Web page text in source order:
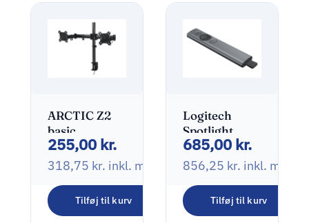
ARCTIC Z2
basic
Monteringssæt
2 skærme
13″-27″
255,00 kr.
318,75 kr. inkl. moms
Tilføj til kurv
Logitech
Spotlight
Fjernbetjening
til
præsentation
Grå
685,00 kr.
856,25 kr. inkl. moms
Tilføj til kurv